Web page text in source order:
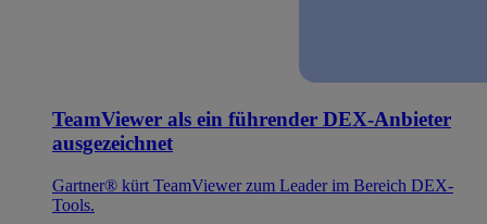
TeamViewer als ein führender DEX-Anbieter
ausgezeichnet
Gartner® kürt TeamViewer zum Leader im Bereich DEX-
Tools.